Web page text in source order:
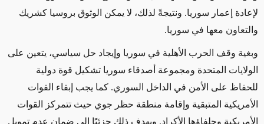
لإعادة إعمار سوريا. ونتيجةً لذلك، لا يمكن الوثوق بروسيا كشريك
والتعاون معها في سوريا.
وبغية وقف الحرب الأهلية في سوريا وإيجاد حل سياسي، يتعين على
الولايات المتحدة ومجموعة أصدقاء سوريا تشكيل قوة دولية
للحفاظ على الأمن في الداخل السوري. كما يجب إبقاء القوات
الأمريكية المتبقية وإقامة منطقة حظر جوي حيث تتمركز القوات
الأمريكية وحلفاؤها الأكراد. ويهدف ذلك جزئيًا إلى ضمان عدم تمويل